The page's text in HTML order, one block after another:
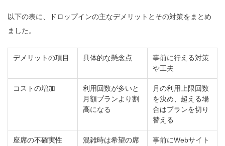
以下の表に、ドロップインの主なデメリットとその対策をまとめ
ました。
デメリットの項目 具体的な懸念点
事前に行える対策
や工夫
コストの増加
利用回数が多いと
月額プランより割
高になる
月の利用上限回数
を決め、超える場
合はプランを切り
替える
座席の不確実性
混雑時は希望の席
事前にWebサイト